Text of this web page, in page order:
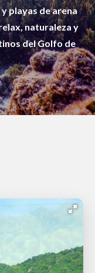
playas de arena
naturaleza y
del Golfo de